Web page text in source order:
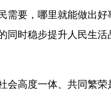
要，哪里就能做出好
同时稳步提升人民生
高度一体、共同繁荣